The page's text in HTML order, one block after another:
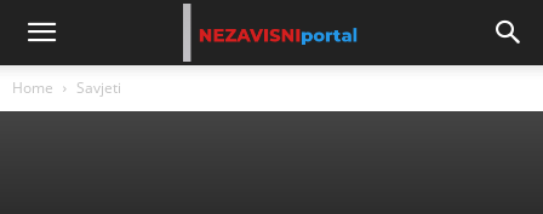
Home Savjeti